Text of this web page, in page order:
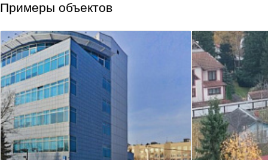
Примеры объектов